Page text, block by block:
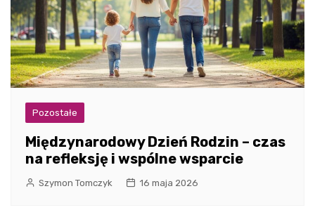
Pozostałe
Międzynarodowy Dzień Rodzin – czas
na refleksję i wspólne wsparcie
Szymon Tomczyk 16 maja 2026